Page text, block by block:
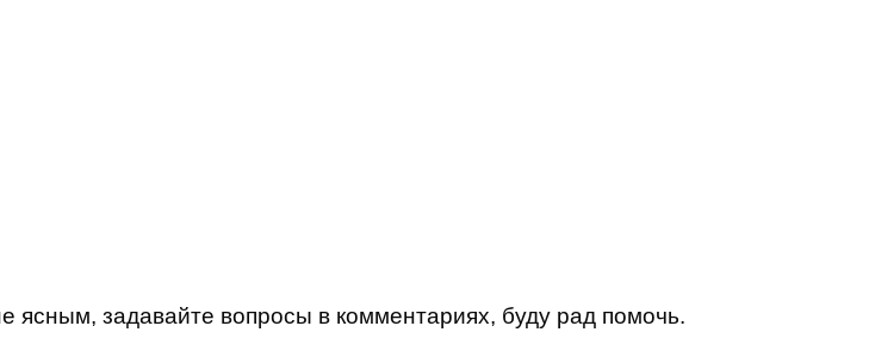
задавайте вопросы в комментариях, буду рад помочь.